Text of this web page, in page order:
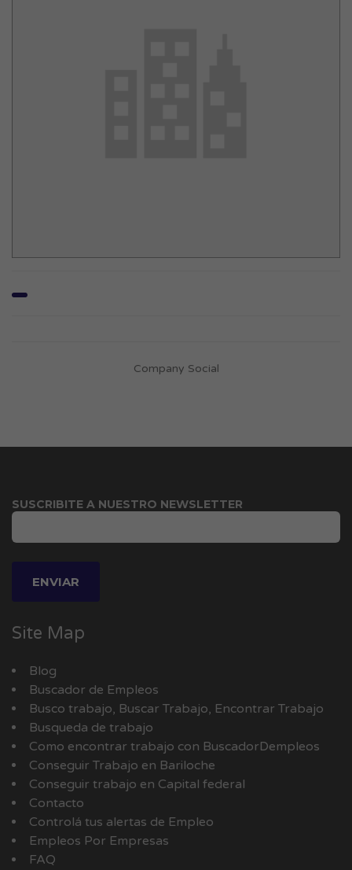
Company Social
SUSCRIBITE A NUESTRO NEWSLETTER
Site Map
Blog
Buscador de Empleos
Busco trabajo, Buscar Trabajo, Encontrar Trabajo
Busqueda de trabajo
Como encontrar trabajo con BuscadorDempleos
Conseguir Trabajo en Bariloche
Conseguir trabajo en Capital federal
Contacto
Controlá tus alertas de Empleo
Empleos Por Empresas
FAQ